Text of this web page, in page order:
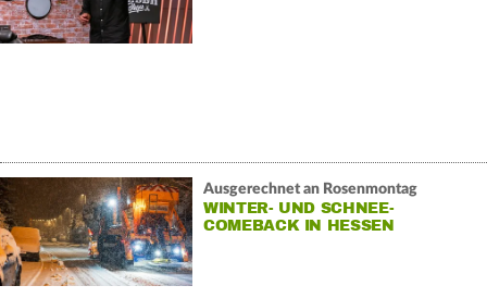
Ausgerechnet an Rosenmontag
WINTER- UND SCHNEE-
COMEBACK IN HESSEN